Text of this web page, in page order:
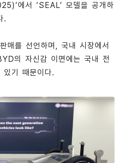
에서 ‘SEAL’ 모델을 공개하
.
매를 선언하며, 국내 시장에서
의 자신감 이면에는 국내 전
있기 때문이다.